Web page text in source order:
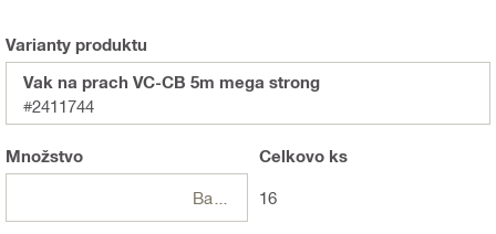
Varianty produktu
Vak na prach VC-CB 5m mega strong
#2411744
Množstvo Celkovo ks
16